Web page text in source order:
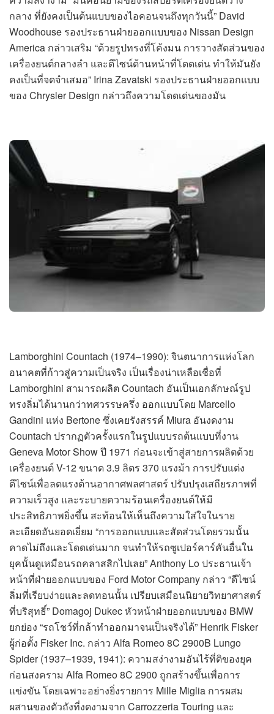
กลาง ที่ยังคงเป็นต้นแบบของไอคอนจนถึงทุกวันนี้” David
Woodhouse รองประธานฝ่ายออกแบบของ Nissan Design
America กล่าวเสริม “ด้วยรูปทรงที่โค้งมน การวางสัดส่วนของ
เครื่องยนต์กลางลำ และดีไซน์ด้านหน้าที่โดดเด่น ทำให้มันยัง
คงเป็นที่จดจำเสมอ” Irina Zavatski รองประธานฝ่ายออกแบบ
ของ Chrysler Design กล่าวถึงความโดดเด่นของมัน
Lamborghini Countach (1974–1990): จินตนาการแห่งโลก
อนาคตที่ก้าวสู่ความเป็นจริง เป็นเรื่องน่าเหลือเชื่อที่
Lamborghini สามารถผลิต Countach อันเป็นเอกลักษณ์รูป
ทรงลิ่มได้นานกว่าทศวรรษครึ่ง ออกแบบโดย Marcello
Gandini แห่ง Bertone ซึ่งเคยรังสรรค์ Miura อันงดงาม
Countach ปรากฏตัวครั้งแรกในรูปแบบรถต้นแบบที่งาน
Geneva Motor Show ปี 1971 ก่อนจะเข้าสู่สายการผลิตด้วย
เครื่องยนต์ V-12 ขนาด 3.9 ลิตร 370 แรงม้า การปรับแต่ง
ดีไซน์เพื่อลดแรงต้านอากาศพลศาสตร์ ปรับปรุงเสถียรภาพที่
ความเร็วสูง และระบายความร้อนเครื่องยนต์ให้มี
ประสิทธิภาพยิ่งขึ้น สะท้อนให้เห็นถึงความใส่ใจในราย
ละเอียดอันยอดเยี่ยม “การออกแบบและสัดส่วนโดยรวมนั้น
คาดไม่ถึงและโดดเด่นมาก จนทำให้รถซูเปอร์คาร์คันอื่นใน
ยุคนั้นดูเหมือนรถคลาสสิกไปเลย” Anthony Lo ประธานเจ้า
หน้าที่ฝ่ายออกแบบของ Ford Motor Company กล่าว “ดีไซน์
ลิ่มที่เรียบง่ายและลดทอนนั้น เปรียบเสมือนนิยายวิทยาศาสตร์
ที่บริสุทธิ์” Domagoj Dukec หัวหน้าฝ่ายออกแบบของ BMW
ยกย่อง “รถโชว์ที่กล้าทำออกมาจนเป็นจริงได้” Henrik Fisker
ผู้ก่อตั้ง Fisker Inc. กล่าว Alfa Romeo 8C 2900B Lungo
Spider (1937–1939, 1941): ความสง่างามอันไร้ที่ติของยุค
ก่อนสงคราม Alfa Romeo 8C 2900 ถูกสร้างขึ้นเพื่อการ
แข่งขัน โดยเฉพาะอย่างยิ่งรายการ Mille Miglia การผสม
ผสานของตัวถังที่งดงามจาก Carrozzeria Touring และ